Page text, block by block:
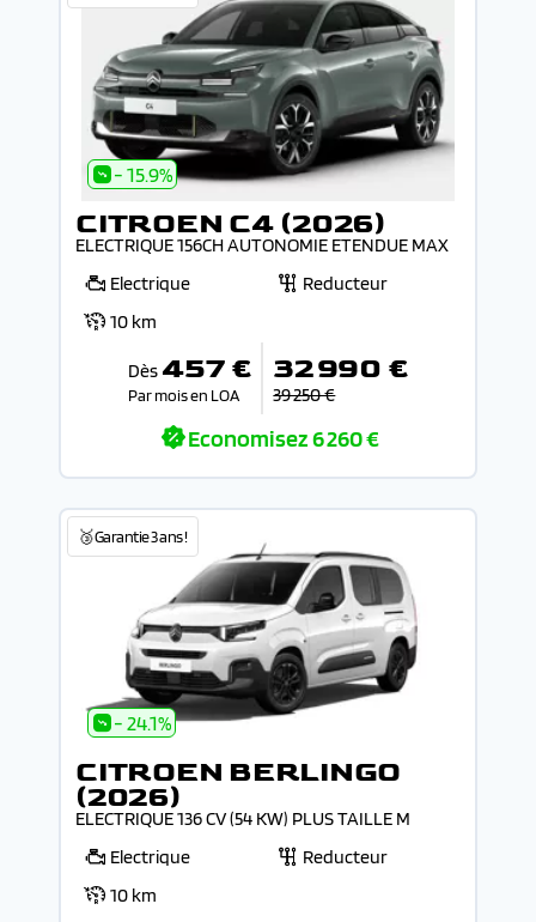
- 15.9%
CITROEN C4 (2026)
ELECTRIQUE 156CH AUTONOMIE ETENDUE MAX
Electrique
Reducteur
10 km
Dès 457 €
Par mois en LOA
32 990 €
39 250 €
Economisez6 260 €
🥉Garantie 3 ans !
- 24.1%
CITROEN BERLINGO
(2026)
ELECTRIQUE 136 CV (54 KW) PLUS TAILLE M
Electrique
Reducteur
10 km